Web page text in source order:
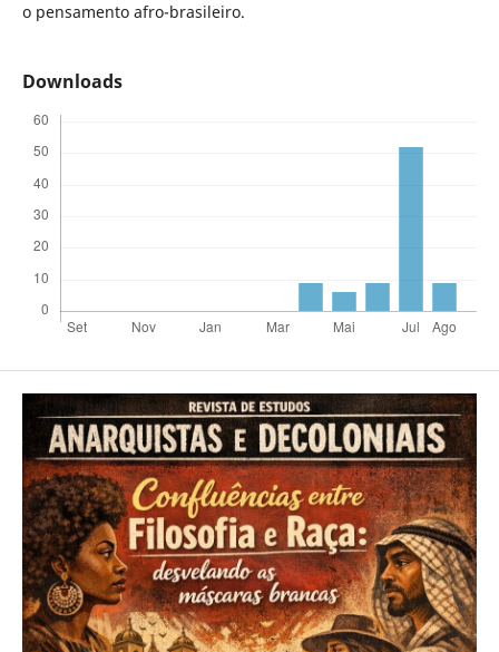
o pensamento afro-brasileiro.
Downloads